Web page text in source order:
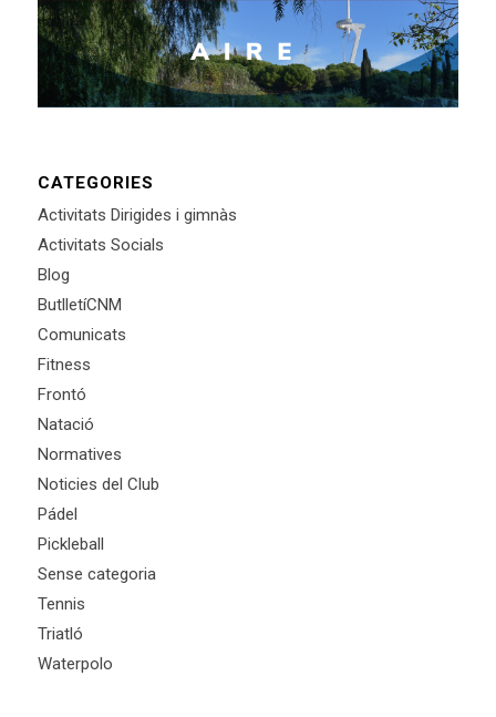
CATEGORIES
Activitats Dirigides i gimnàs
Activitats Socials
Blog
ButlletíCNM
Comunicats
Fitness
Frontó
Natació
Normatives
Noticies del Club
Pádel
Pickleball
Sense categoria
Tennis
Triatló
Waterpolo